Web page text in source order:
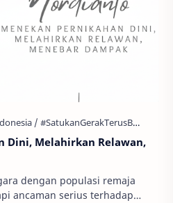
Dini, Melahirkan Relawan,
dengan populasi remaja
ancaman serius terhadap